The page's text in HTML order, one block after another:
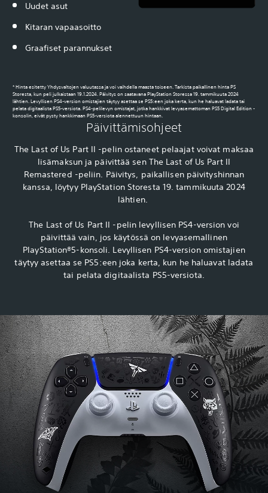
Uudet asut
Kitaran vapaasoitto
Graafiset parannukset
* Hinta esitetty Yhdysvaltojen valuutassa ja voi vaihdella maasta toiseen. Tarkista paikallinen hinta PS
Storesta, kun peli julkaistaan 19.1.2024. Päivitys on saatavana PlayStation Storessa 19. tammikuuta 2024
lähtien. Levyllisen PS4-version omistajien täytyy asettaa se PS5:een joka kerta, kun he haluavat ladata tai
pelata digitaalista PS5-versiota. PS4-pelilevyn omistajat, jotka hankkivat levyasemattoman PS5 Digital Edition -
konsolin, eivät pysty hankkimaan PS5-versiota alennettuun hintaan.
Päivittämisohjeet
The Last of Us Part II -pelin ostaneet pelaajat voivat maksaa
lisämaksun ja päivittää sen The Last of Us Part II
Remastered -peliin. Päivitys, paikallisen päivityshinnan
kanssa, löytyy PlayStation Storesta 19. tammikuuta 2024
lähtien.
The Last of Us Part II -pelin levyllisen PS4-version voi
päivittää vain, jos käytössä on levyasemallinen
PlayStation®5-konsoli. Levyllisen PS4-version omistajien
täytyy asettaa se PS5:een joka kerta, kun he haluavat ladata
tai pelata digitaalista PS5-versiota.